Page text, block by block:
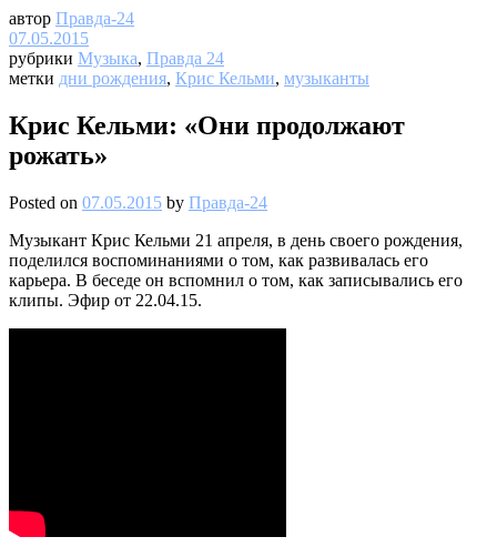
автор Правда-24
07.05.2015
рубрики Музыка, Правда 24
метки дни рождения, Крис Кельми, музыканты
Крис Кельми: «Они продолжают
рожать»
Posted on 07.05.2015 by Правда-24
Музыкант Крис Кельми 21 апреля, в день своего рождения,
поделился воспоминаниями о том, как развивалась его
карьера. В беседе он вспомнил о том, как записывались его
клипы. Эфир от 22.04.15.